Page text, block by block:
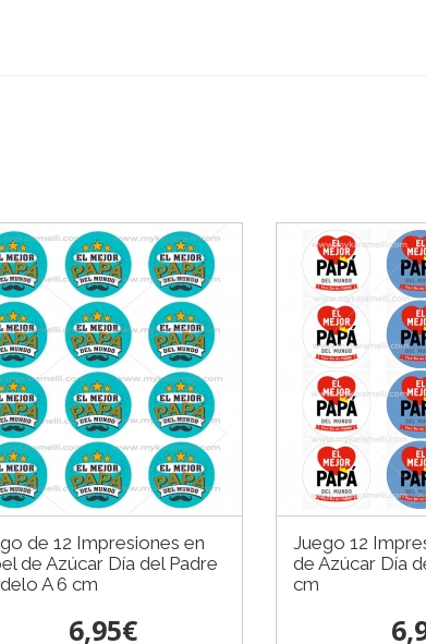
de 12 Impresiones en
de Azúcar Día del Padre
A 6 cm
6,95€
Juego 12
de Azúcar Día
cm